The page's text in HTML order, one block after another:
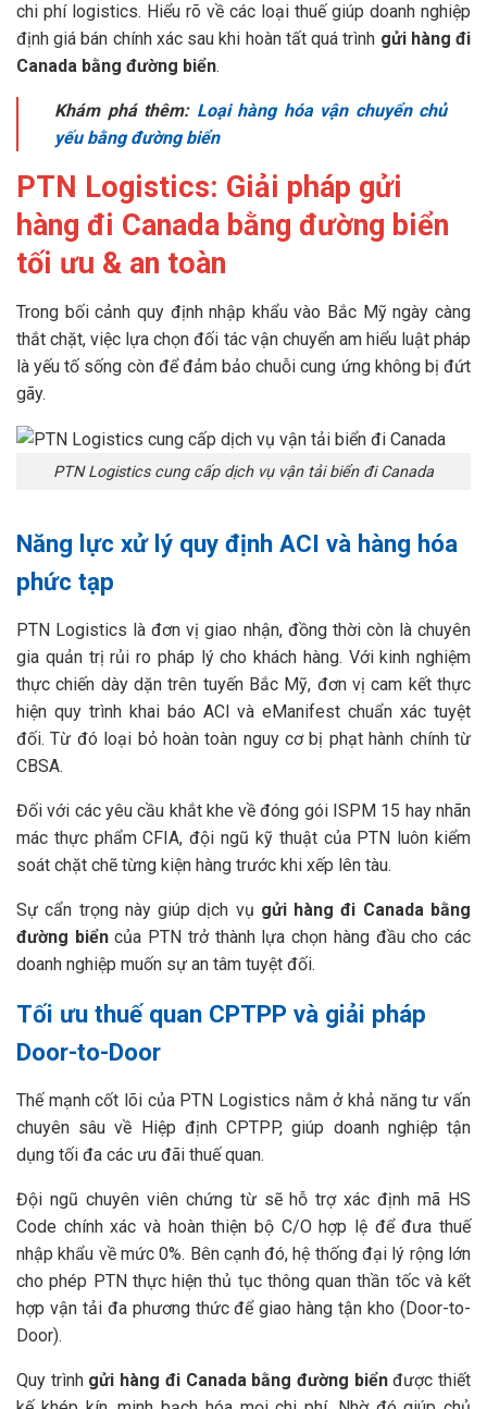
chi phí logistics. Hiểu rõ về các loại thuế giúp doanh nghiệp
định giá bán chính xác sau khi hoàn tất quá trình gửi hàng đi
Canada bằng đường biển.
Khám phá thêm: Loại hàng hóa vận chuyển chủ
yếu bằng đường biển
PTN Logistics: Giải pháp gửi
hàng đi Canada bằng đường biển
tối ưu & an toàn
Trong bối cảnh quy định nhập khẩu vào Bắc Mỹ ngày càng
thắt chặt, việc lựa chọn đối tác vận chuyển am hiểu luật pháp
là yếu tố sống còn để đảm bảo chuỗi cung ứng không bị đứt
gãy.
PTN Logistics cung cấp dịch vụ vận tải biển đi Canada
Năng lực xử lý quy định ACI và hàng hóa
phức tạp
PTN Logistics là đơn vị giao nhận, đồng thời còn là chuyên
gia quản trị rủi ro pháp lý cho khách hàng. Với kinh nghiệm
thực chiến dày dặn trên tuyến Bắc Mỹ, đơn vị cam kết thực
hiện quy trình khai báo ACI và eManifest chuẩn xác tuyệt
đối. Từ đó loại bỏ hoàn toàn nguy cơ bị phạt hành chính từ
CBSA.
Đối với các yêu cầu khắt khe về đóng gói ISPM 15 hay nhãn
mác thực phẩm CFIA, đội ngũ kỹ thuật của PTN luôn kiểm
soát chặt chẽ từng kiện hàng trước khi xếp lên tàu.
Sự cẩn trọng này giúp dịch vụ gửi hàng đi Canada bằng
đường biểncủa PTN trở thành lựa chọn hàng đầu cho các
doanh nghiệp muốn sự an tâm tuyệt đối.
Tối ưu thuế quan CPTPP và giải pháp
Door-to-Door
Thế mạnh cốt lõi của PTN Logistics nằm ở khả năng tư vấn
chuyên sâu về Hiệp định CPTPP, giúp doanh nghiệp tận
dụng tối đa các ưu đãi thuế quan.
Đội ngũ chuyên viên chứng từ sẽ hỗ trợ xác định mã HS
Code chính xác và hoàn thiện bộ C/O hợp lệ để đưa thuế
nhập khẩu về mức 0%. Bên cạnh đó, hệ thống đại lý rộng lớn
cho phép PTN thực hiện thủ tục thông quan thần tốc và kết
hợp vận tải đa phương thức để giao hàng tận kho (Door-to-
Door).
Quy trình gửi hàng đi Canada bằng đường biểnđược thiết